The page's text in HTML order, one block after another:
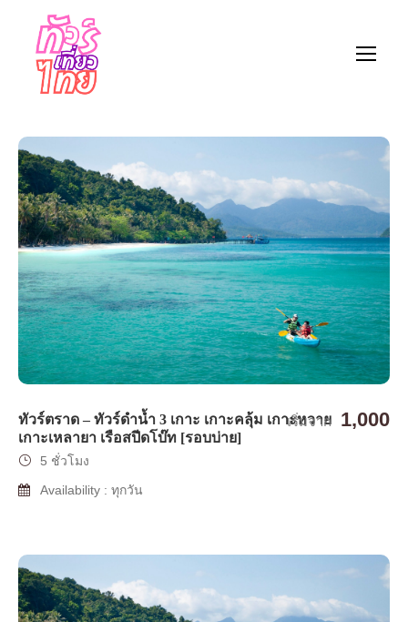
ทัวร์ตราด – ทัวร์ดำน้ำ 3 เกาะ เกาะคลุ้ม เกาะหวาย
เกาะเหลายา เรือสปีดโบ๊ท [รอบบ่าย]
เริ่มจาก 1,000
5 ชั่วโมง
Availability : ทุกวัน